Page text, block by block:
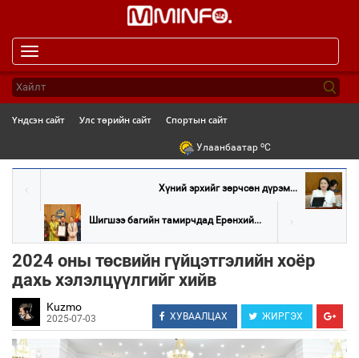
navigation
Үндсэн сайт Улс төрийн сайт Спортын сайт
Улаанбаатар oC
Хүний эрхийг зөрчсөн дүрэм...
Шигшээ багийн тамирчдад Ерөнхий...
2024 оны төсвийн гүйцэтгэлийн хоёр
дахь хэлэлцүүлгийг хийв
Kuzmo
2025-07-03 ХУВААЛЦАХ ЖИРГЭХ